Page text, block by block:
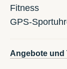
Fitness
GPS-
Angebote und